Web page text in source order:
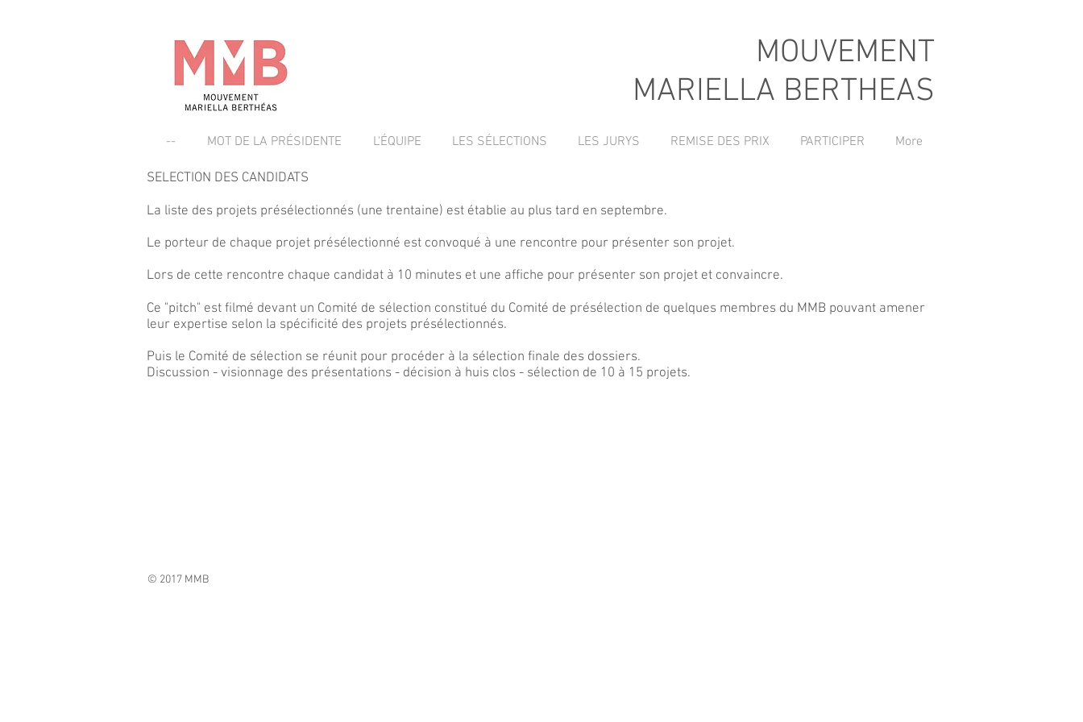
-- MOT DE LA PRÉSIDENTE L'ÉQUIPE LES SÉLECTIONS LES JURYS REMISE DES PRIX PARTICIPER More
MOUVEMENT
MARIELLA BERTHEAS
SELECTION DES CANDIDATS
La liste des projets présélectionnés (une trentaine) est établie au plus tard en septembre.
Le porteur de chaque projet présélectionné est convoqué à une rencontre pour présenter son projet.
Lors de cette rencontre chaque candidat à 10 minutes et une affiche pour présenter son projet et convaincre.
Ce "pitch" est filmé devant un Comité de sélection constitué du Comité de présélection de quelques membres du MMB pouvant amener
leur expertise selon la spécificité des projets présélectionnés.
Puis le Comité de sélection se réunit pour procéder à la sélection finale des dossiers.
Discussion - visionnage des présentations - décision à huis clos - sélection de 10 à 15 projets.
© 2017 MMB